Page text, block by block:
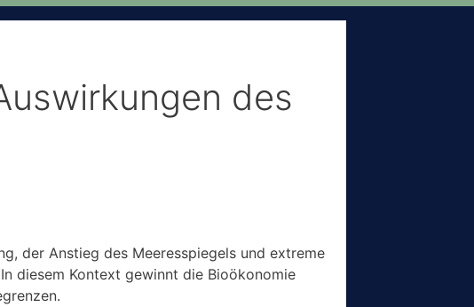
des
der Anstieg des Meeresspiegels und extreme
diesem Kontext gewinnt die Bioökonomie